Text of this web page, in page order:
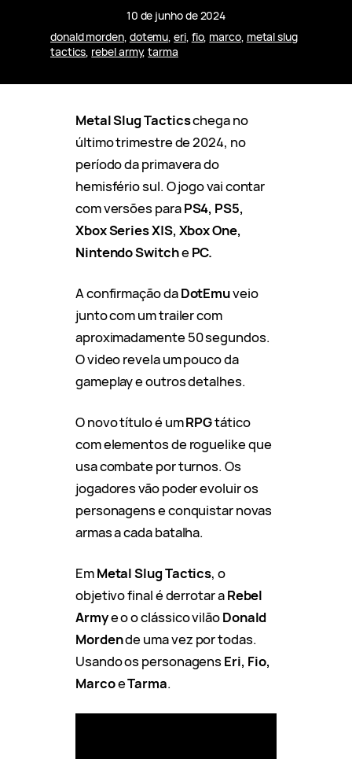
10 de junho de 2024
donald morden, dotemu, eri, fio, marco, metal slug
tactics, rebel army, tarma
Metal Slug Tacticschega no
último trimestre de 2024, no
período da primavera do
hemisfério sul. O jogo vai contar
com versões paraPS4, PS5,
Xbox Series X|S, Xbox One,
Nintendo SwitchePC.
A confirmação daDotEmuveio
junto com um trailer com
aproximadamente 50 segundos.
O video revela um pouco da
gameplay e outros detalhes.
O novo título é umRPGtático
com elementos de roguelike que
usa combate por turnos. Os
jogadores vão poder evoluir os
personagens e conquistar novas
armas a cada batalha.
EmMetal Slug Tactics, o
objetivo final é derrotar aRebel
Armye o o clássico vilãoDonald
Mordende uma vez por todas.
Usando os personagensEri, Fio,
MarcoeTarma.